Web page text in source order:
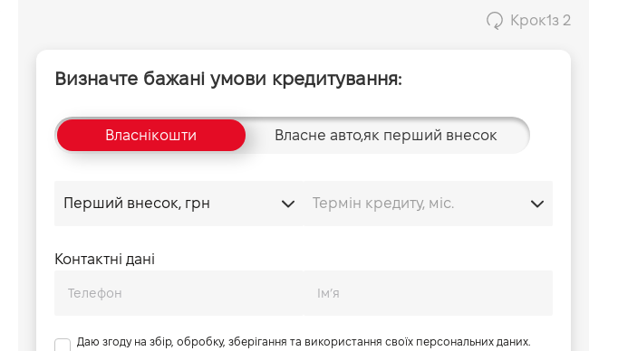
Крок1з 2
Визначте бажані умови кредитування:
Власнікошти Власне авто,як перший внесок
Контактні дані
Даю згоду на збір, обробку, зберігання та використання своїх персональних даних.